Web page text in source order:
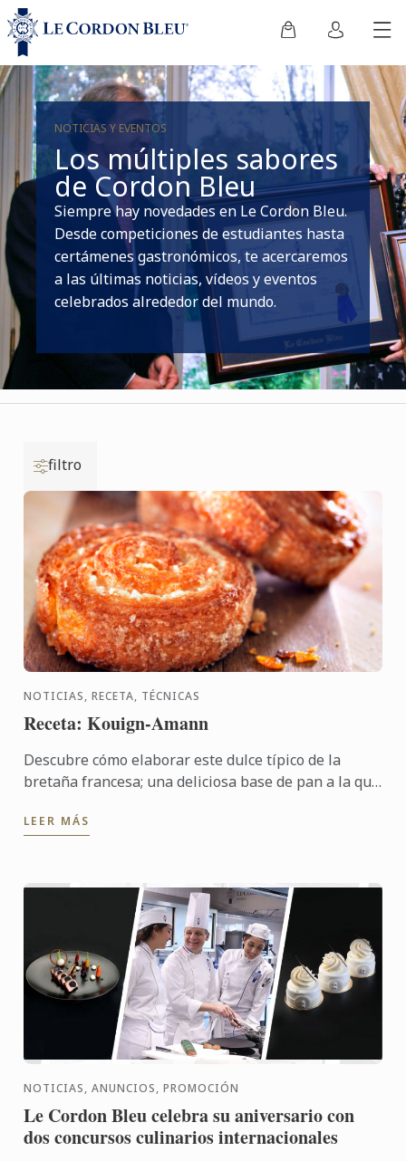
NOTICIAS Y EVENTOS
Los múltiples sabores
de Cordon Bleu
Siempre hay novedades en Le Cordon Bleu.
Desde competiciones de estudiantes hasta
certámenes gastronómicos, te acercaremos
a las últimas noticias, vídeos y eventos
celebrados alrededor del mundo.
filtro
NOTICIAS, RECETA, TÉCNICAS
Receta: Kouign-Amann
Descubre cómo elaborar este dulce típico de la
bretaña francesa; una deliciosa base de pan a la que
fuera ...
LEER MÁS
NOTICIAS, ANUNCIOS, PROMOCIÓN
Le Cordon Bleu celebra su aniversario con
dos concursos culinarios internacionales